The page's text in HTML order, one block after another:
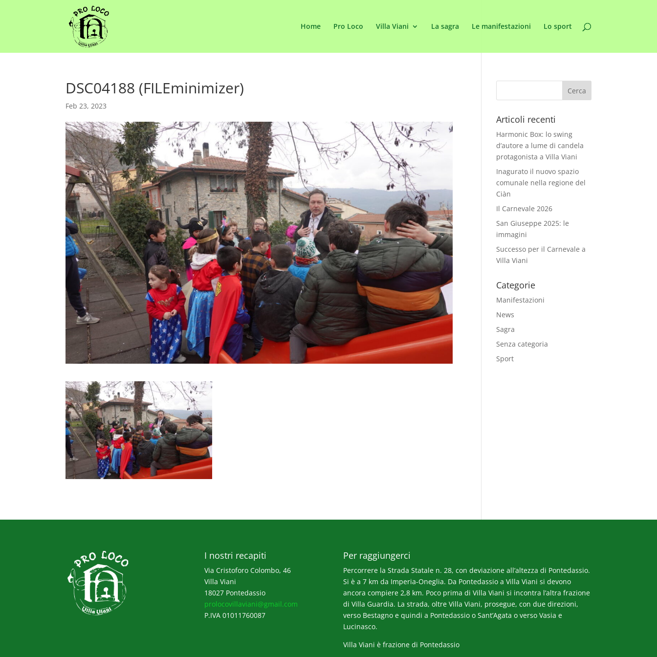
Home Pro Loco Villa Viani La sagra Le manifestazioni Lo sport
DSC04188 (FILEminimizer)
Feb 23, 2023
Articoli recenti
Harmonic Box: lo swing
d’autore a lume di candela
protagonista a Villa Viani
Inagurato il nuovo spazio
comunale nella regione del
Ciàn
Il Carnevale 2026
San Giuseppe 2025: le
immagini
Successo per il Carnevale a
Villa Viani
Categorie
Manifestazioni
News
Sagra
Senza categoria
Sport
I nostri recapiti
Via Cristoforo Colombo, 46
Villa Viani
18027 Pontedassio
prolocovillaviani@gmail.com
P.IVA 01011760087
Per raggiungerci
Percorrere la Strada Statale n. 28, con deviazione all’altezza di Pontedassio.
Si è a 7 km da Imperia-Oneglia. Da Pontedassio a Villa Viani si devono
ancora compiere 2,8 km. Poco prima di Villa Viani si incontra l’altra frazione
di Villa Guardia. La strada, oltre Villa Viani, prosegue, con due direzioni,
verso Bestagno e quindi a Pontedassio o Sant’Agata o verso Vasia e
Lucinasco.
Villa Viani è frazione di Pontedassio